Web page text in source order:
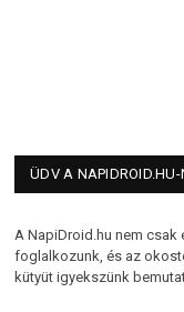
ÜDV A NAPIDROID.HU-
A NapiDroid.hu nem csak
foglalkozunk, és az
kütyüt igyekszünk